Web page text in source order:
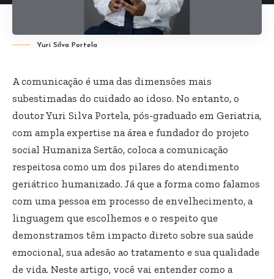
Yuri Silva Portela
A comunicação é uma das dimensões mais
subestimadas do cuidado ao idoso. No entanto, o
doutor Yuri Silva Portela, pós-graduado em Geriatria,
com ampla expertise na área e fundador do projeto
social Humaniza Sertão, coloca a comunicação
respeitosa como um dos pilares do atendimento
geriátrico humanizado. Já que a forma como falamos
com uma pessoa em processo de envelhecimento, a
linguagem que escolhemos e o respeito que
demonstramos têm impacto direto sobre sua saúde
emocional, sua adesão ao tratamento e sua qualidade
de vida. Neste artigo, você vai entender como a